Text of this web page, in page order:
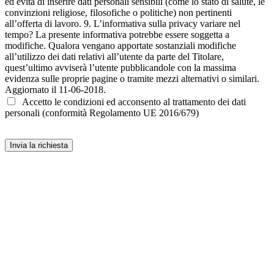
Accetto le condizioni ed acconsento al trattamento dei dati
personali (conformità Regolamento UE 2016/679)
Invia la richiesta